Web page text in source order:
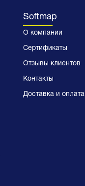
Softmap
О компании
Сертификаты
Отзывы клиентов
Контакты
Доставка и оплата